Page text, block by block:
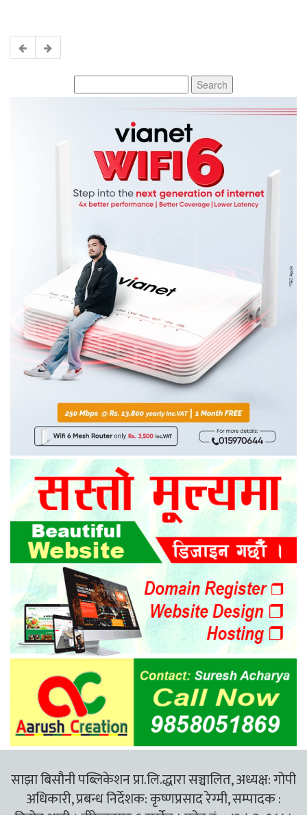
for:
साझा बिसौनी पब्लिकेशन प्रा.लि.द्धारा सञ्चालित, अध्यक्ष: गोपी
अधिकारी, प्रबन्ध निर्देशक: कृष्णप्रसाद रेग्मी, सम्पादक :